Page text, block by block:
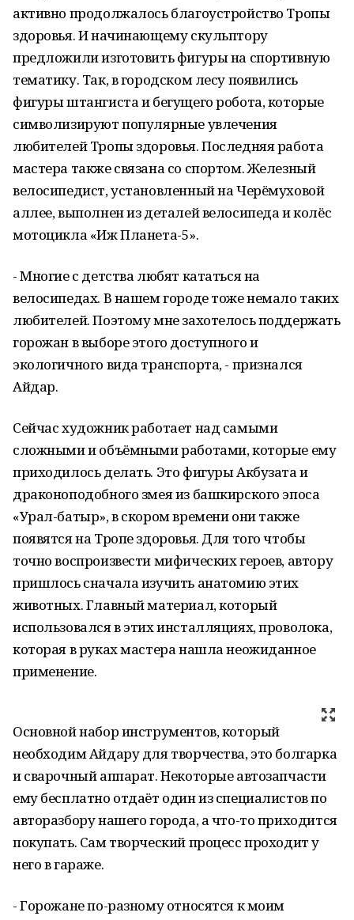
активно продолжалось благоустройство Тропы
здоровья. И начинающему скульптору
предложили изготовить фигуры на спортивную
тематику. Так, в городском лесу появились
фигуры штангиста и бегущего робота, которые
символизируют популярные увлечения
любителей Тропы здоровья. Последняя работа
мастера также связана со спортом. Железный
велосипедист, установленный на Черёмуховой
аллее, выполнен из деталей велосипеда и колёс
мотоцикла «Иж Планета-5».
- Многие с детства любят кататься на
велосипедах. В нашем городе тоже немало таких
любителей. Поэтому мне захотелось поддержать
горожан в выборе этого доступного и
экологичного вида транспорта, - признался
Айдар.
Сейчас художник работает над самыми
сложными и объёмными работами, которые ему
приходилось делать. Это фигуры Акбузата и
драконоподобного змея из башкирского эпоса
«Урал-батыр», в скором времени они также
появятся на Тропе здоровья. Для того чтобы
точно воспроизвести мифических героев, автору
пришлось сначала изучить анатомию этих
животных. Главный материал, который
использовался в этих инсталляциях, проволока,
которая в руках мастера нашла неожиданное
применение.
Основной набор инструментов, который
необходим Айдару для творчества, это болгарка
и сварочный аппарат. Некоторые автозапчасти
ему бесплатно отдаёт один из специалистов по
авторазбору нашего города, а что-то приходится
покупать. Сам творческий процесс проходит у
него в гараже.
- Горожане по-разному относятся к моим